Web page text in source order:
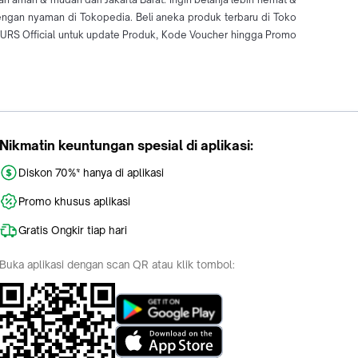
nyaman di Tokopedia. Beli aneka produk terbaru di Toko
Official untuk update Produk, Kode Voucher hingga Promo
Nikmatin keuntungan spesial di aplikasi:
Diskon 70%* hanya di aplikasi
Promo khusus aplikasi
Gratis Ongkir tiap hari
Buka aplikasi dengan scan QR atau klik tombol: